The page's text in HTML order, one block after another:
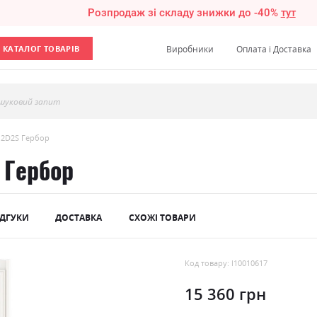
Розпродаж зі складу знижки до -40% тут
КАТАЛОГ ТОВАРІВ Виробники Оплата і Доставка
запит
Гербор
ДОСТАВКА СХОЖІ ТОВАРИ
Код товару: l10010617
15 360 грн